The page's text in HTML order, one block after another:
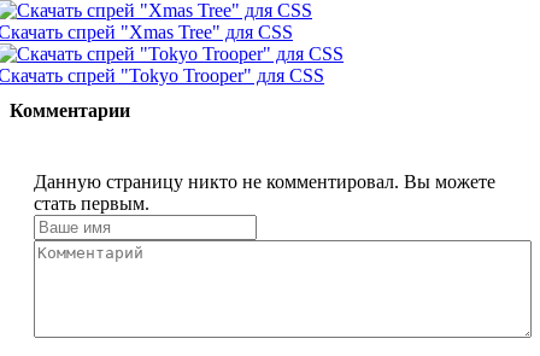
спрей "Xmas Tree" для CSS
спрей "Tokyo Trooper" для CSS
Комментарии
Данную страницу никто не комментировал. Вы можете
стать первым.